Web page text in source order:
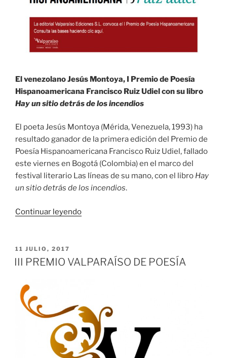
El venezolano Jesús Montoya, I Premio de Poesía
Hispanoamericana Francisco Ruiz Udiel con su libro
Hay un sitio detrás de los incendios
El poeta Jesús Montoya (Mérida, Venezuela, 1993) ha
resultado ganador de la primera edición del Premio de
Poesía Hispanoamericana Francisco Ruiz Udiel, fallado
este viernes en Bogotá (Colombia) en el marco del
festival literario Las líneas de su mano, con el libro Hay
un sitio detrás de los incendios.
Continuar leyendo«NOTA
PREMIO
FRANCISCO
RUIZ
UDIEL»
PUBLICADO
EL
11 JULIO, 2017
III PREMIO VALPARAÍSO DE POESÍA